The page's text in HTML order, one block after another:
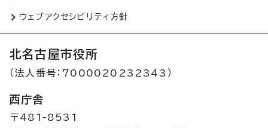
ウェブアクセシビリティ方針
北名古屋市役所
（法人番号：7000020232343）
西庁舎
〒481-8531